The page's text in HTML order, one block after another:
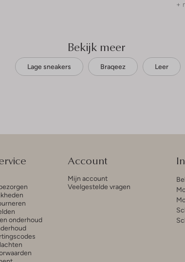
+
Bekijk meer
Lage sneakers Braqeez Leer
onderhoud
Account
Mijn account
Veelgestelde vragen